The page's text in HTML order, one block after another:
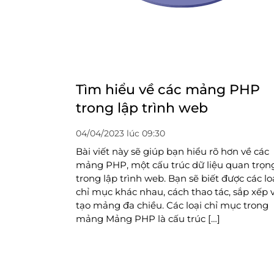
Tìm hiểu về các mảng PHP
trong lập trình web
04/04/2023 lúc 09:30
Bài viết này sẽ giúp bạn hiểu rõ hơn về các
mảng PHP, một cấu trúc dữ liệu quan
trong lập trình web. Bạn sẽ biết được các
chỉ mục khác nhau, cách thao tác, sắp xếp
tạo mảng đa chiều. Các loại chỉ mục trong
mảng Mảng PHP là cấu trúc […]